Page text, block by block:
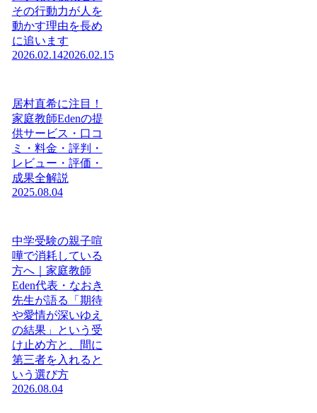
その行動力が人を
動かす理由を長め
に追います
2026.02.142026.02.15
居村直希に注目！
家庭教師Edenの提
供サービス・口コ
ミ・料金・評判・
レビュー・評価・
成果全解説
2025.08.04
中学受験の親子喧
嘩で消耗している
方へ｜家庭教師
Eden代表・なおき
先生が語る「期待
や愛情が深いゆえ
の結果」という受
け止め方と、間に
第三者を入れると
いう選び方
2026.08.04